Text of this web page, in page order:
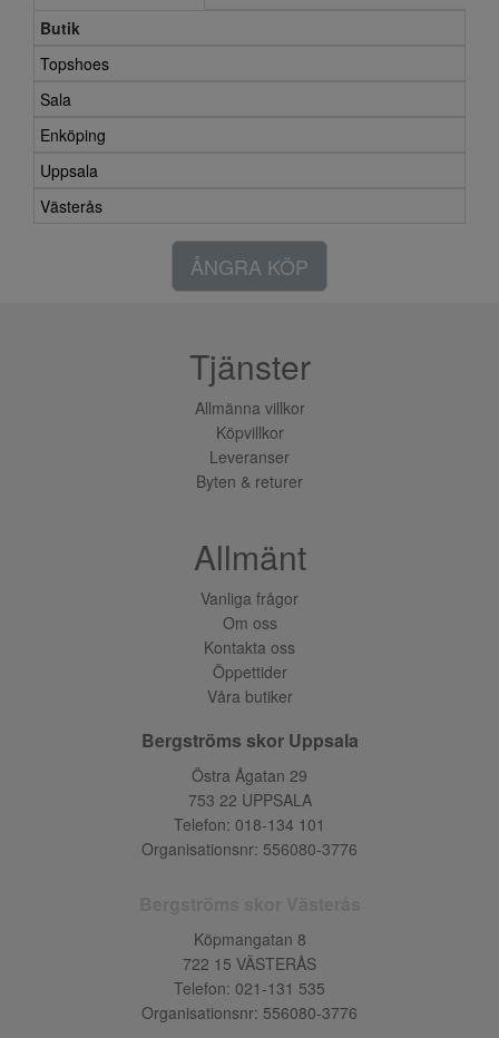
Butik
Topshoes
Sala
Enköping
Uppsala
Västerås
ÅNGRA KÖP
Tjänster
Allmänna villkor
Köpvillkor
Leveranser
Byten & returer
Allmänt
Vanliga frågor
Om oss
Kontakta oss
Öppettider
Våra butiker
Bergströms skor Uppsala
Östra Ågatan 29
753 22 UPPSALA
Telefon: 018-134 101
Organisationsnr: 556080-3776
Köpmangatan 8
722 15 VÄSTERÅS
Telefon: 021-131 535
Organisationsnr: 556080-3776